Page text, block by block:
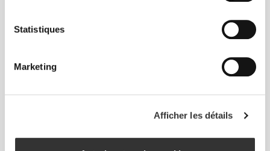
Statistiques
Marketing
Afficher les détails
Info et Entretien